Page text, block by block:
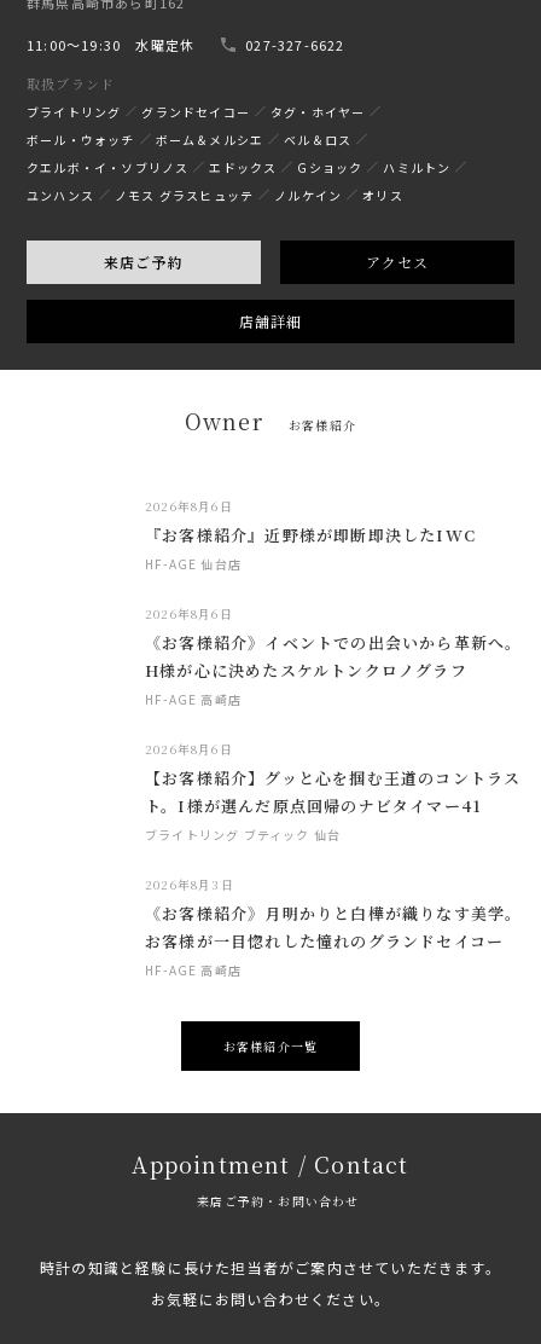
11:00〜19:30 水曜定休
027-327-6622
取扱ブランド
ブライトリング グランドセイコー
タグ・ホイヤー
ボール・ウォッチ
ボーム＆メルシエ
ベル＆ロス
クエルボ・イ・ソブリノス
エドックス Gショック
ハミルトン
ユンハンス
ノモス グラスヒュッテ ノルケイン オリス
来店ご予約 アクセス
店舗詳細
Owner お客様紹介
2026年8月6日
『お客様紹介』近野様が即断即決したIWC
HF-AGE 仙台店
2026年8月6日
《お客様紹介》イベントでの出会いから革新へ。
H様が心に決めたスケルトンクロノグラフ
HF-AGE 高崎店
2026年8月6日
【お客様紹介】グッと心を掴む王道のコントラス
ト。I様が選んだ原点回帰のナビタイマー41
ブライトリング ブティック 仙台
2026年8月3日
《お客様紹介》月明かりと白樺が織りなす美学。
お客様が一目惚れした憧れのグランドセイコー
HF-AGE 高崎店
お客様紹介一覧
Appointment / Contact
来店ご予約・お問い合わせ
時計の知識と経験に長けた担当者がご案内させていただきます。
お気軽にお問い合わせください。